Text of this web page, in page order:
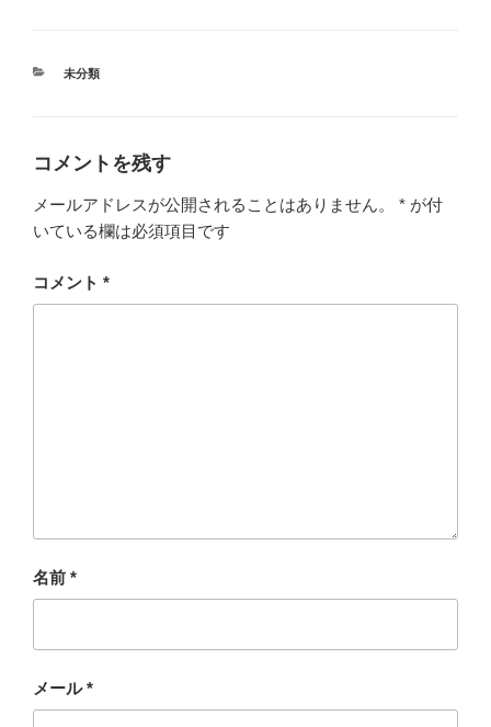
カ
未分類
コメントを残す
メールアドレスが公開されることはありません。 * が付
いている欄は必須項目です
コメント *
名前 *
メール*